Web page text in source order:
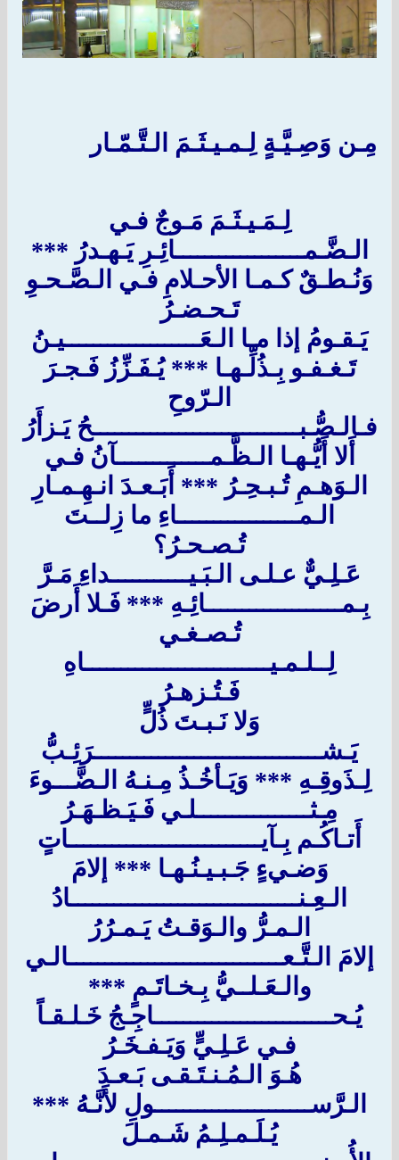
مِـن وَصِـيَّـةٍ لِـمـيـثَـمَ الـتَّـمّـار
لِـمَـيـثَـمَ مَـوجٌ فـي
الـضَّـمــــــــــــــــــائِـرِ يَـهـدرُ ***
وَنُـطـقٌ كـمـا الأحـلامِ فـي الـصَّـحـوِ
تَـحـضـرُ
يَـقـومُ إذا مـا الـعَـــــــــــــــــــيـنُ
تَـغـفـو بِـذُلِّـهـا *** يُـفَـزِّزُ فَـجـرَ
الـرّوحِ
فـالـصُّـبـــــــــــــــــــــــــــــحُ يَـزأَرُ
أَلا أَيُّـهـا الـظَّـمـــــــــــــآنُ فـي
الـوَهـمِ تُـبـحِـرُ *** أَبَـعـدَ انـهِـمـارِ
الـمـــــــــــــــــاءِ ما زِلــتَ
تُـصـحـرُ؟
عَـلِـيٌّ عـلـى الـبَـيـــــــــــداءِ مَـرَّ
بِـمـــــــــــــــــــائِـهِ *** فَـلا أَرضَ
تُـصـغـي
لِــلـمـيــــــــــــــــــــــــــاهِ
فَـتُـزهـرُ
وَلا نَـبـتَ ذُلٍّ
يَـشــــــــــــــــــــــــــــــــرَئِـبُّ
لِـذَوقِـهِ *** وَيَـأخُـذُ مِـنـهُ الـضَّـــوءَ
مِـثــــــــــــــــلـي فَـيَـظـهَـرُ
أَتـاكُـم بِـآيـــــــــــــــــــــــــــاتٍ
وَضـيءٍ جَـبـيـنُـهـا *** إلامَ
الـعِـنــــــــــــــــــــــــــــــــادُ
الـمـرُّ والـوَقـتُ يَـمـرُرُ
إلامَ الـتَّـعــــــــــــــــــــــــــــــالـي
والـعَـلــيُّ بِـخـاتَـمٍ ***
يُـحـــــــــــــــــــــــــاجِـجُ خَـلـقـاً
فـي عَـلِـيٍّ وَيَـفـخَـرُ
هُـوَ الـمُـنـتَـقـى بَـعـدَ
الـرَّســــــــــــــــــــــولِ لأَنَّـهُ ***
يُـلَـمـلِـمُ شَـمـلَ